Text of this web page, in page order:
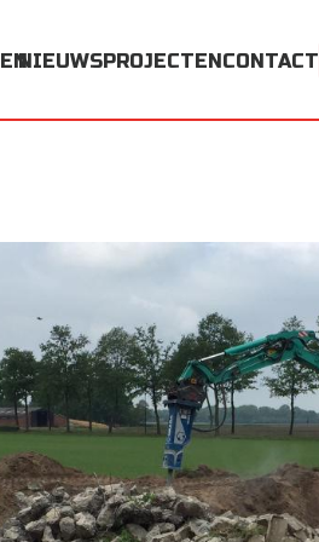
NIEUWSPROJECTENCONTACT